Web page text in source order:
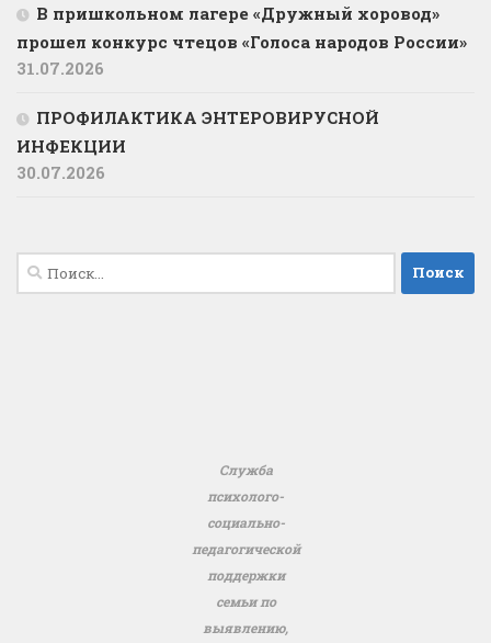
В пришкольном лагере «Дружный хоровод»
прошел конкурс чтецов «Голоса народов России»
31.07.2026
ПРОФИЛАКТИКА ЭНТЕРОВИРУСНОЙ
ИНФЕКЦИИ
30.07.2026
Найти:
Служба
психолого-
социально-
педагогической
поддержки
семьи по
выявлению,